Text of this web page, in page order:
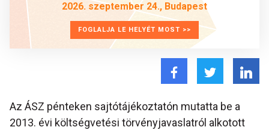
2026. szeptember 24., Budapest
FOGLALJA LE HELYÉT MOST >>
Az ÁSZ pénteken sajtótájékoztatón mutatta be a
2013. évi költségvetési törvényjavaslatról alkotott